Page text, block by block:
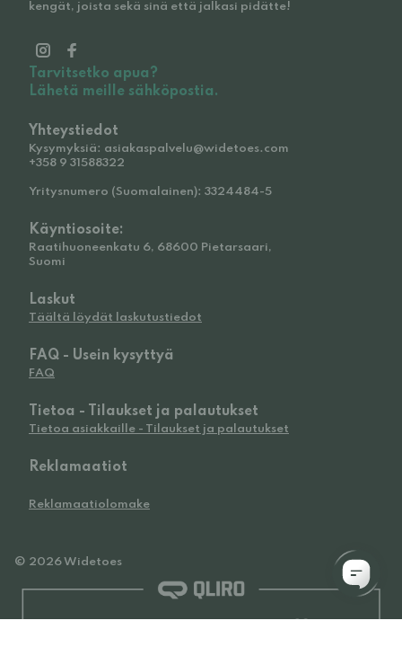
kengät, joista sekä sinä että jalkasi pidätte!
Tarvitsetko apua?
Lähetä meille sähköpostia.
Yhteystiedot
Kysymyksiä: asiakaspalvelu@widetoes.com
+358 9 31588322
Yritysnumero (Suomalainen): 3324484-5
Käyntiosoite:
Raatihuoneenkatu 6, 68600 Pietarsaari,
Suomi
Laskut
Täältä löydät laskutustiedot
FAQ - Usein kysyttyä
FAQ
Tietoa - Tilaukset ja palautukset
Tietoa asiakkaille - Tilaukset ja palautukset
Reklamaatiot
Reklamaatiolomake
© 2026 Widetoes